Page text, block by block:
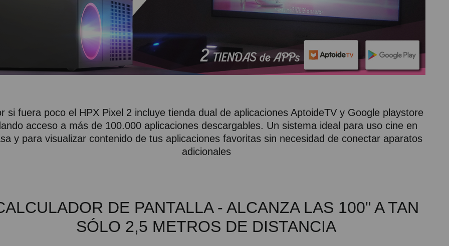
si fuera poco el HPX Pixel 2 incluye tienda dual de aplicaciones AptoideTV y Google playstore
acceso a más de 100.000 aplicaciones descargables. Un sistema ideal para uso cine en
y para visualizar contenido de tus aplicaciones favoritas sin necesidad de conectar aparatos
adicionales
DE PANTALLA - ALCANZA LAS 100" A TAN
SÓLO 2,5 METROS DE DISTANCIA